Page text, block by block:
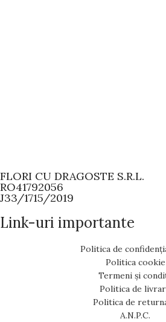
FLORI CU DRAGOSTE S.R.L.
RO41792056
J33/1715/2019
Link-uri importante
Politica de
Politica cookie
Termeni și
Politica de
Politica de
A.N.P.C.